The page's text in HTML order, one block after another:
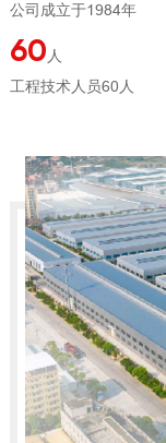
公司成立于1984年
60人
工程技术人员60人